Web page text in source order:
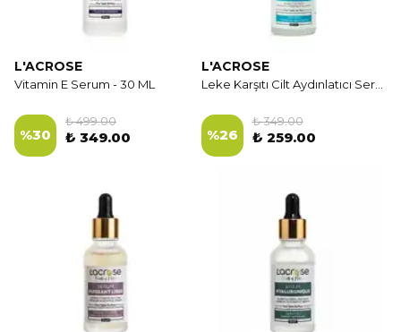
L'ACROSE
Vitamin E Serum - 30 ML
%30
₺ 499.00
₺ 349.00
L'ACROSE
Leke Karşıtı Cilt Aydınlatıcı Serum - Brightening Spot Serum - 30 ml
%26
₺ 349.00
₺ 259.00